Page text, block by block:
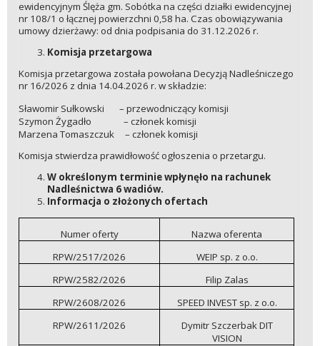
ewidencyjnym Ślęża gm. Sobótka na części działki ewidencyjnej
nr 108/1 o łącznej powierzchni 0,58 ha. Czas obowiązywania
umowy dzierżawy: od dnia podpisania do 31.12.2026 r.
Komisja przetargowa
Komisja przetargowa została powołana Decyzją Nadleśniczego
nr 16/2026 z dnia 14.04.2026 r. w składzie:
Sławomir Sułkowski – przewodniczący komisji
Szymon Żygadło – członek komisji
Marzena Tomaszczuk – członek komisji
Komisja stwierdza prawidłowość ogłoszenia o przetargu.
W określonym terminie wpłynęło na rachunek
Nadleśnictwa 6 wadiów.
Informacja o złożonych ofertach
Numer oferty
Nazwa oferenta
RPW/2517/2026
WEIP sp. z o.o.
RPW/2582/2026
Filip Zalas
RPW/2608/2026
SPEED INVEST sp. z o.o.
RPW/2611/2026
Dymitr Szczerbak DIT
VISION